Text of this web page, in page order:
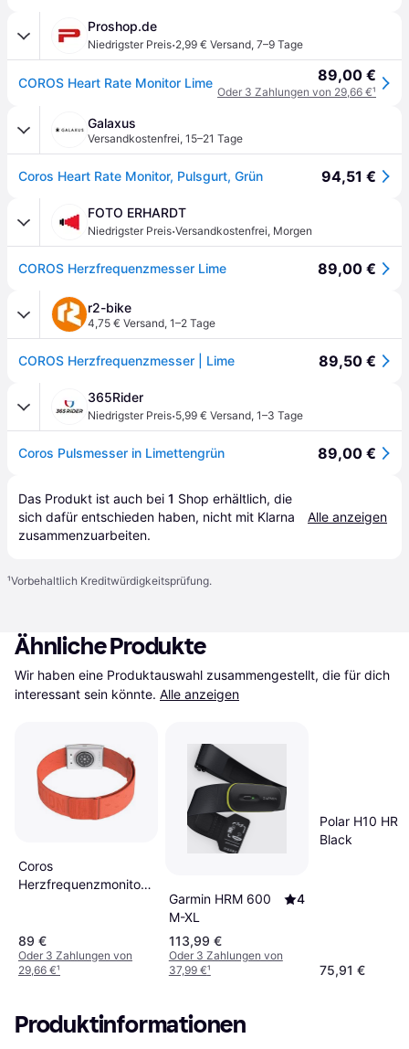
Proshop.de
Niedrigster Preis·2,99 € Versand, 7–9 Tage
COROS Heart Rate Monitor Lime 89,00 €
Oder 3 Zahlungen von 29,66 €¹
Galaxus
Versandkostenfrei, 15–21 Tage
Coros Heart Rate Monitor, Pulsgurt, Grün 94,51 €
FOTO ERHARDT
Niedrigster Preis·Versandkostenfrei, Morgen
COROS Herzfrequenzmesser Lime 89,00 €
r2-bike
4,75 € Versand, 1–2 Tage
COROS Herzfrequenzmesser | Lime 89,50 €
365Rider
Niedrigster Preis·5,99 € Versand, 1–3 Tage
Coros Pulsmesser in Limettengrün 89,00 €
Das Produkt ist auch bei 1 Shop erhältlich, die
sich dafür entschieden haben, nicht mit Klarna
zusammenzuarbeiten.
Alle anzeigen
¹Vorbehaltlich Kreditwürdigkeitsprüfung.
Ähnliche Produkte
Wir haben eine Produktauswahl zusammengestellt, die für dich
interessant sein könnte. Alle anzeigen
Coros
Herzfrequenzmonitor
89 €
Oder 3 Zahlungen von
29,66 €¹
Garmin HRM 600
M-XL
4
113,99 €
Oder 3 Zahlungen von
37,99 €¹
Polar H10 HR
Black
75,91 €
Produktinformationen